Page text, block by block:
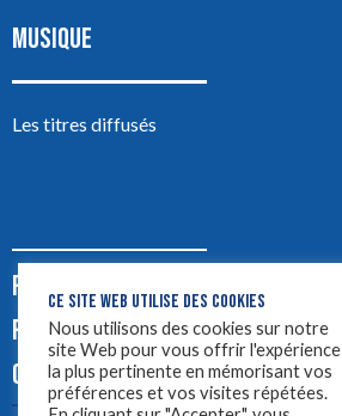
MUSIQUE
Les titres diffusés
PODCASTS
PUB
CONTACT
CE SITE WEB UTILISE DES COOKIES
Nous utilisons des cookies sur notre
site Web pour vous offrir l'expérience
la plus pertinente en mémorisant vos
préférences et vos visites répétées.